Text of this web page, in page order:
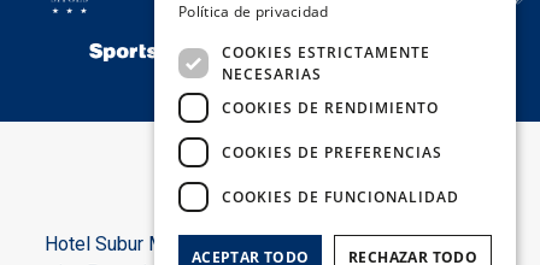
Hotel Subur Maritim, Paseo Marítimo, s/n
Política de privacidad
COOKIES ESTRICTAMENTE
NECESARIAS
COOKIES DE RENDIMIENTO
COOKIES DE PREFERENCIAS
COOKIES DE FUNCIONALIDAD
ACEPTAR TODO RECHAZAR TODO